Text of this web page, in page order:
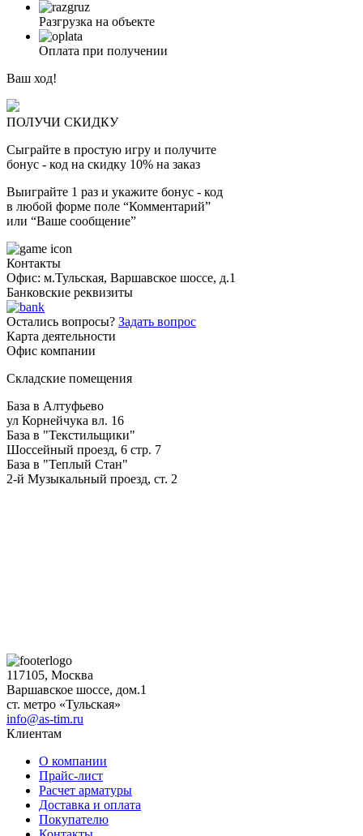
Разгрузка на объекте
Оплата при получении
Ваш ход!
ПОЛУЧИ СКИДКУ
Сыграйте в простую игру и получите
бонус - код на скидку 10% на заказ
Выиграйте 1 раз и укажите бонус - код
в любой форме поле “Комментарий”
или “Ваше сообщение”
Контакты
Офис: м.Тульская, Варшавское шоссе, д.1
Банковские реквизиты
Остались вопросы? Задать вопрос
Карта деятельности
Офис компании
Складские помещения
База в Алтуфьево
ул Корнейчука вл. 16
База в "Текстильщики"
Шоссейный проезд, 6 стр. 7
База в "Теплый Стан"
2-й Музыкальный проезд, ст. 2
117105, Москва
Варшавское шоссе, дом.1
ст. метро «Тульская»
info@as-tim.ru
Клиентам
О компании
Прайс-лист
Расчет арматуры
Доставка и оплата
Покупателю